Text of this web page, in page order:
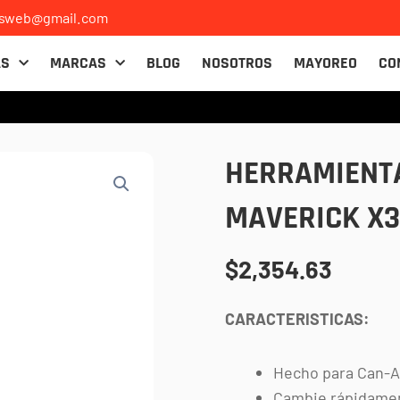
MARCAS BLOG NOSOTROS MAYOREO
MAVERICK
$2,354.63
CARACTERISTICAS:
Hecho para Can-